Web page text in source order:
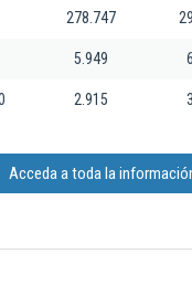
278.747
5.949
2.915
Acceda a toda la